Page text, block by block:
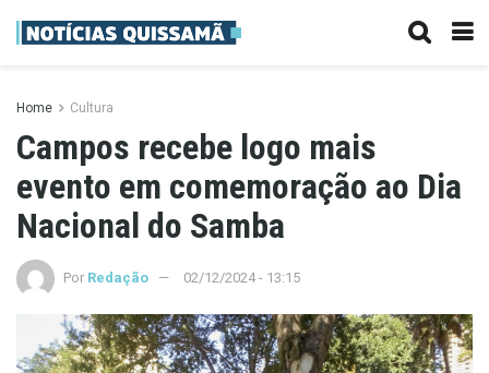
Home Cultura
Campos recebe logo mais
evento em comemoração ao Dia
Nacional do Samba
Por Redação 02/12/2024 - 13:15